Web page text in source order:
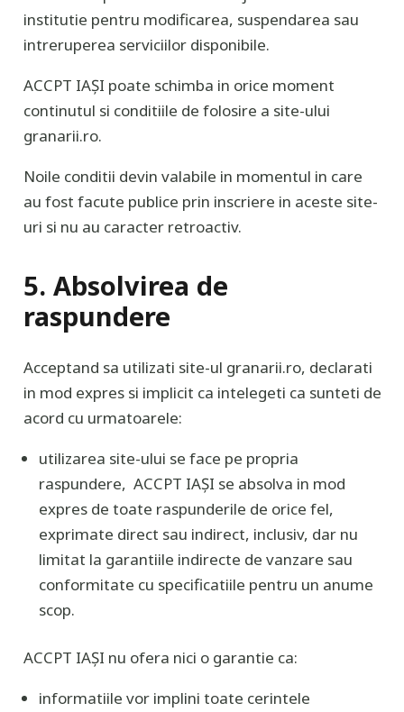
institutie pentru modificarea, suspendarea sau
intreruperea serviciilor disponibile.
ACCPT IAȘI poate schimba in orice moment
continutul si conditiile de folosire a site-ului
granarii.ro.
Noile conditii devin valabile in momentul in care
au fost facute publice prin inscriere in aceste site-
uri si nu au caracter retroactiv.
5. Absolvirea de
raspundere
Acceptand sa utilizati site-ul granarii.ro, declarati
in mod expres si implicit ca intelegeti ca sunteti de
acord cu urmatoarele:
utilizarea site-ului se face pe propria
raspundere, ACCPT IAȘI se absolva in mod
expres de toate raspunderile de orice fel,
exprimate direct sau indirect, inclusiv, dar nu
limitat la garantiile indirecte de vanzare sau
conformitate cu specificatiile pentru un anume
scop.
ACCPT IAȘI nu ofera nici o garantie ca:
informatiile vor implini toate cerintele